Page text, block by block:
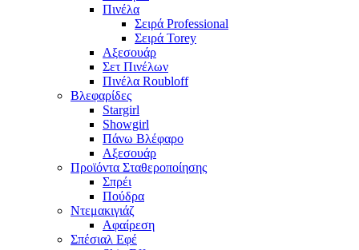
Πινέλα
Σειρά Professional
Σειρά Torey
Αξεσουάρ
Σετ Πινέλων
Πινέλα Roubloff
Βλεφαρίδες
Stargirl
Showgirl
Πάνω Βλέφαρο
Αξεσουάρ
Προϊόντα Σταθεροποίησης
Σπρέι
Πούδρα
Ντεμακιγιάζ
Αφαίρεση
Σπέσιαλ Εφέ